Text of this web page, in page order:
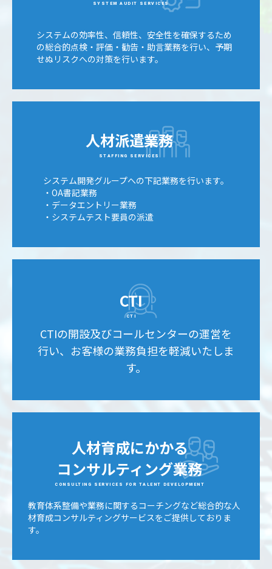
SYSTEM AUDIT SERVICES
システムの効率性、信頼性、安全性を確保するため
の総合的点検・評価・勧告・助言業務を行い、予期
せぬリスクへの対策を行います。
人材派遣業務
STAFFING SERVICES
システム開発グループへの下記業務を行います。
・OA書記業務
・データエントリー業務
・システムテスト要員の派遣
CTI
CTI
CTIの開設及びコールセンターの運営を
行い、お客様の業務負担を軽減いたしま
す。
人材育成にかかる
コンサルティング業務
CONSULTING SERVICES FOR TALENT DEVELOPMENT
教育体系整備や業務に関するコーチングなど総合的な人
材育成コンサルティングサービスをご提供しておりま
す。